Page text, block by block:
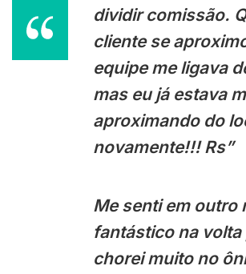
dividir comissão.
cliente se
equipe me ligava
mas eu já estava
aproximando do
novamente!!! Rs”
Me senti em outro
fantástico na volta
chorei muito no